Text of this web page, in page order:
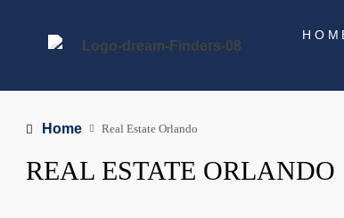
Home Real Estate Orlando
REAL ESTATE ORLANDO